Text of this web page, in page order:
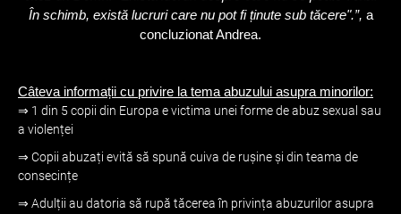
În schimb, există lucruri care nu pot fi ținute sub tăcere".”, a
concluzionat Andrea.
Câteva informații cu privire la tema abuzului asupra minorilor:
⇒ 1 din 5 copii din Europa e victima unei forme de abuz sexual sau
a violenței
⇒ Copii abuzați evită să spună cuiva de rușine și din teama de
consecințe
⇒ Adulții au datoria să rupă tăcerea în privința abuzurilor asupra